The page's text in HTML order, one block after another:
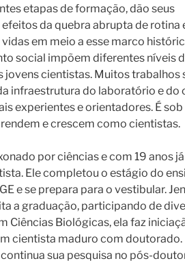
etapas de formação, dão seus
da quebra abrupta de rotina
em meio a esse marco
social impõem diferentes níveis
jovens cientistas. Muitos trabalhos
infraestrutura do laboratório e do
experientes e orientadores. É sob
e crescem como cientistas.
por ciências e com 19 anos já
Ele completou o estágio do
e se prepara para o vestibular.
a graduação, participando de
Ciências Biológicas, ela faz
cientista maduro com doutorado.
sua pesquisa no pós-